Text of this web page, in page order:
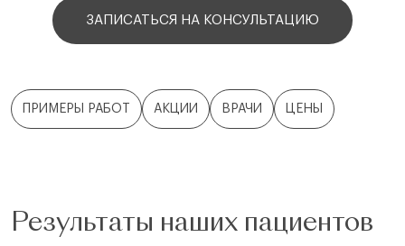
ЗАПИСАТЬСЯ НА КОНСУЛЬТАЦИЮ
ПРИМЕРЫ РАБОТ АКЦИИ ВРАЧИ ЦЕНЫ
Результаты наших пациентов